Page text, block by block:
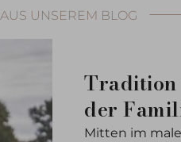
AUS UNSEREM BLOG
Tradition
der
Mitten im